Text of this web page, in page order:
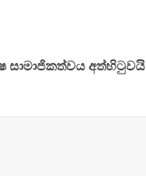
සාමාජිකත්වය අත්හිටුවයි